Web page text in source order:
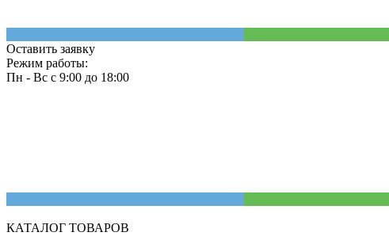
Оставить заявку
Режим работы:
Пн - Вс с 9:00 до 18:00
КАТАЛОГ ТОВАРОВ